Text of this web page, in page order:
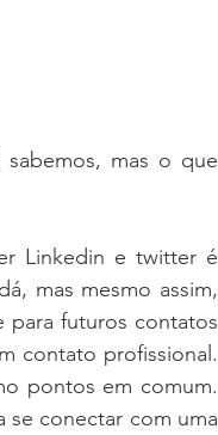
mas o que
Linkedin e twitter é
mas mesmo assim,
para futuros contatos
contato profissional.
pontos em comum.
se conectar com uma